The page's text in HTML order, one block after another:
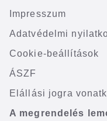
Impresszum
Adatvédelmi
Cookie-beállítások
ÁSZF
Elállási jogra
A megrendelés